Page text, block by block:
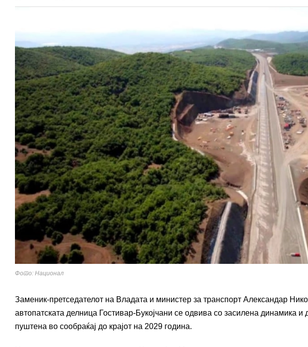
Фото: Национал
Заменик-претседателот на Владата и министер за транспорт Александар
автопатската делница Гостивар-Букојчани се одвива со засилена динамика и
пуштена во сообраќај до крајот на 2029 година.